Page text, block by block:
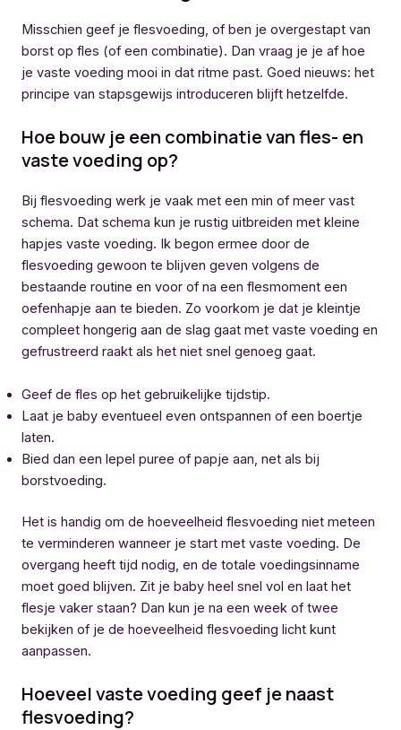
Misschien geef je flesvoeding, of ben je overgestapt van
borst op fles (of een combinatie). Dan vraag je je af hoe
je vaste voeding mooi in dat ritme past. Goed nieuws: het
principe van stapsgewijs introduceren blijft hetzelfde.
Hoe bouw je een combinatie van fles- en
vaste voeding op?
Bij flesvoeding werk je vaak met een min of meer vast
schema. Dat schema kun je rustig uitbreiden met kleine
hapjes vaste voeding. Ik begon ermee door de
flesvoeding gewoon te blijven geven volgens de
bestaande routine en voor of na een flesmoment een
oefenhapje aan te bieden. Zo voorkom je dat je kleintje
compleet hongerig aan de slag gaat met vaste voeding en
gefrustreerd raakt als het niet snel genoeg gaat.
Geef de fles op het gebruikelijke tijdstip.
Laat je baby eventueel even ontspannen of een boertje
laten.
Bied dan een lepel puree of papje aan, net als bij
borstvoeding.
Het is handig om de hoeveelheid flesvoeding niet meteen
te verminderen wanneer je start met vaste voeding. De
overgang heeft tijd nodig, en de totale voedingsinname
moet goed blijven. Zit je baby heel snel vol en laat het
flesje vaker staan? Dan kun je na een week of twee
bekijken of je de hoeveelheid flesvoeding licht kunt
aanpassen.
Hoeveel vaste voeding geef je naast
flesvoeding?